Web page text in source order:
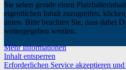
Sie sehen gerade einen
eigentlichen Inhalt zuzugreifen,
unten. Bitte beachten Sie, dass dabei
weitergegeben werden.
Mehr Informationen
Inhalt entsperren
Erforderlichen Service akzeptieren und